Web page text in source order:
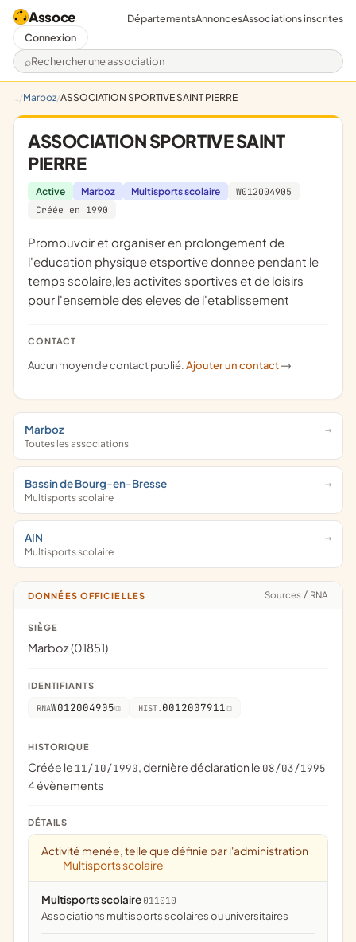
Assoce
Rechercher une association
DépartementsAnnoncesAssociations inscrites
Connexion
Marboz ASSOCIATION SPORTIVE SAINT PIERRE
ASSOCIATION SPORTIVE SAINT
PIERRE
Active Marboz Multisports scolaire
W012004905
Créée en 1990
promouvoir et organiser en prolongement de
l'education physique etsportive donnee pendant le
temps scolaire,les activites sportives et de loisirs
pour l'ensemble des eleves de l'etablissement
CONTACT
Aucun moyen de contact publié.Ajouter un contact ->
Marboz
Toutes les associations
Bassin de Bourg-en-Bresse
Multisports scolaire
AIN
Multisports scolaire
DONNÉES OFFICIELLES Sources / RNA
SIÈGE
Marboz (01851)
IDENTIFIANTS
RNAW012004905 HIST. 0012007911
HISTORIQUE
Créée le 11/10/1990, dernière déclaration le 08/03/1995
4 évènements
DÉTAILS
Activité menée, telle que définie par l'administration
Multisports scolaire
Multisports scolaire 011010
associations multisports scolaires ou universitaires